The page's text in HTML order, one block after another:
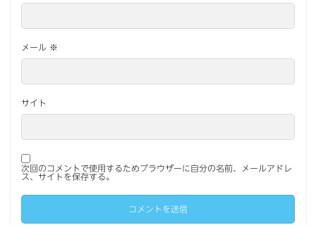
メール ※
サイト
次回のコメントで使用するためブラウザーに自分の名前、メールアドレ
ス、サイトを保存する。